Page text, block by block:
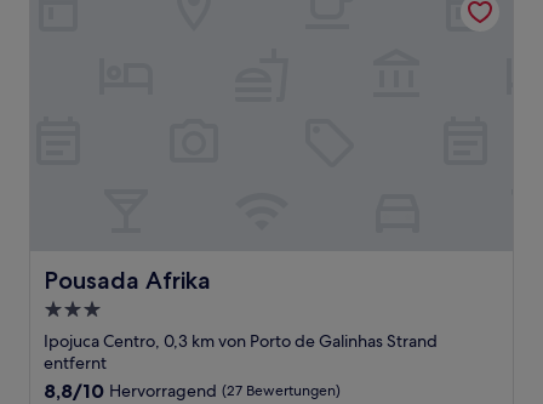
Pousada Afrika
Pousada Afrika
3.0-
Sterne-
Unterkunft
Ipojuca Centro, 0,3 km von Porto de Galinhas Strand
entfernt
8.8
8,8/10 Hervorragend (27 Bewertungen)